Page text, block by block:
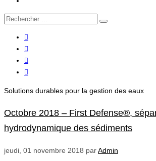
Solutions durables pour la gestion des eaux
Octobre 2018 – First Defense®,
hydrodynamique des sédiments
jeudi, 01 novembre 2018 parAdmin